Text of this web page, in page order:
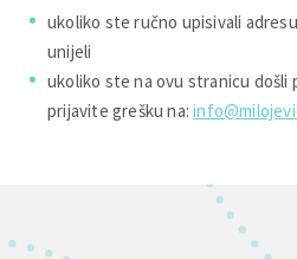
ukoliko ste ručno upisivali
unijeli
ukoliko ste na ovu stranicu došli
prijavite grešku na: